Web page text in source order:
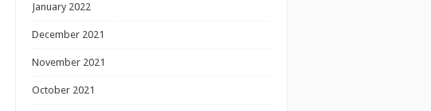
January 2022
December 2021
November 2021
October 2021